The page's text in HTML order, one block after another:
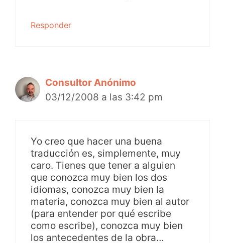
Responder
Consultor Anónimo
03/12/2008 a las 3:42 pm
Yo creo que hacer una buena
traducción es, simplemente, muy
caro. Tienes que tener a alguien
que conozca muy bien los dos
idiomas, conozca muy bien la
materia, conozca muy bien al autor
(para entender por qué escribe
como escribe), conozca muy bien
los antecedentes de la obra…